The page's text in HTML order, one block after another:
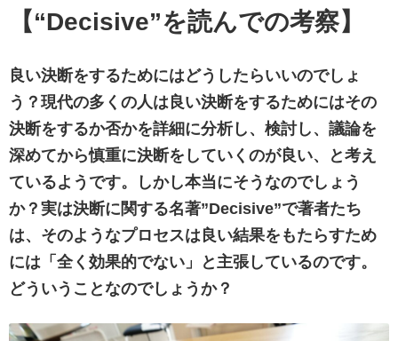
【“Decisive”を読んでの考察】
良い決断をするためにはどうしたらいいのでしょ
う？現代の多くの人は良い決断をするためにはその
決断をするか否かを詳細に分析し、検討し、議論を
深めてから慎重に決断をしていくのが良い、と考え
ているようです。しかし本当にそうなのでしょう
か？実は決断に関する名著”Decisive”で著者たち
は、そのようなプロセスは良い結果をもたらすため
には「全く効果的でない」と主張しているのです。
どういうことなのでしょうか？